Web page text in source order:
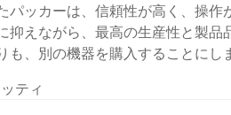
パッカーは、信頼性が高く、操
抑えながら、最高の生産性と製
も、別の機器を購入することにし
ティ